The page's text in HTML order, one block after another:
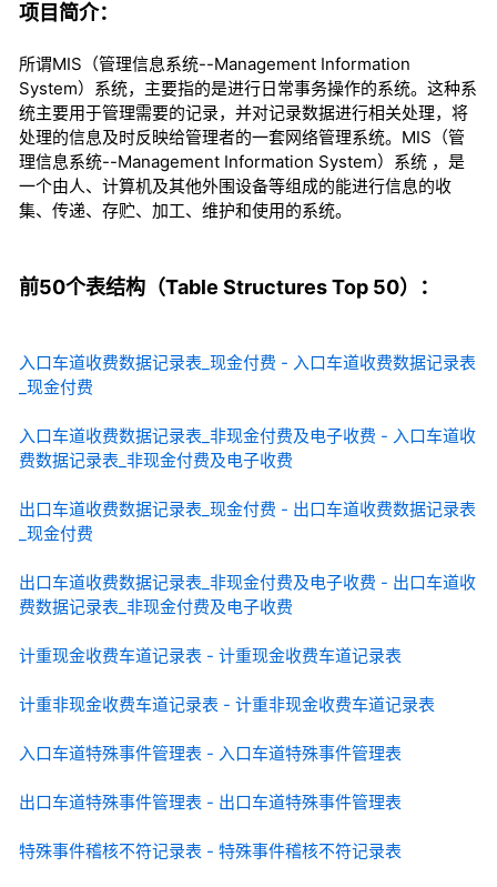
项目简介：
所谓MIS（管理信息系统--Management Information
System）系统，主要指的是进行日常事务操作的系统。这种系
统主要用于管理需要的记录，并对记录数据进行相关处理，将
处理的信息及时反映给管理者的一套网络管理系统。MIS（管
理信息系统--Management Information System）系统 ，是
一个由人、计算机及其他外围设备等组成的能进行信息的收
集、传递、存贮、加工、维护和使用的系统。
前50个表结构（Table Structures Top 50）：
入口车道收费数据记录表_现金付费 - 入口车道收费数据记录表
_现金付费
入口车道收费数据记录表_非现金付费及电子收费 - 入口车道收
费数据记录表_非现金付费及电子收费
出口车道收费数据记录表_现金付费 - 出口车道收费数据记录表
_现金付费
出口车道收费数据记录表_非现金付费及电子收费 - 出口车道收
费数据记录表_非现金付费及电子收费
计重现金收费车道记录表 - 计重现金收费车道记录表
计重非现金收费车道记录表 - 计重非现金收费车道记录表
入口车道特殊事件管理表 - 入口车道特殊事件管理表
出口车道特殊事件管理表 - 出口车道特殊事件管理表
特殊事件稽核不符记录表 - 特殊事件稽核不符记录表